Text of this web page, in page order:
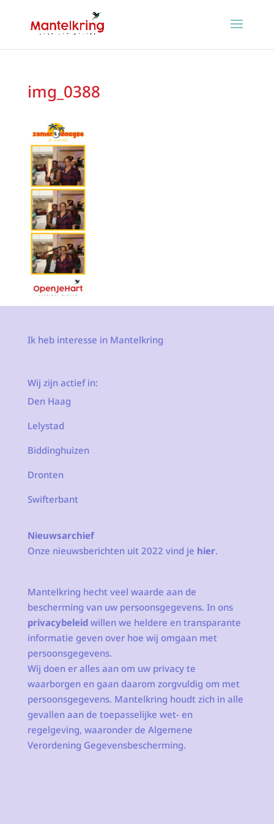
img_0388
Ik heb interesse in Mantelkring
Wij zijn actief in:
Den Haag
Lelystad
Biddinghuizen
Dronten
Swifterbant
Nieuwsarchief
Onze nieuwsberichten uit 2022 vind je hier.
Mantelkring hecht veel waarde aan de
bescherming van uw persoonsgegevens. In ons
privacybeleidwillen we heldere en transparante
informatie geven over hoe wij omgaan met
persoonsgegevens.
Wij doen er alles aan om uw privacy te
waarborgen en gaan daarom zorgvuldig om met
persoonsgegevens. Mantelkring houdt zich in alle
gevallen aan de toepasselijke wet- en
regelgeving, waaronder de Algemene
Verordening Gegevensbescherming.